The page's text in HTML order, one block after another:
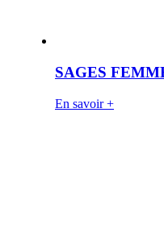
SAGES
En savoir +